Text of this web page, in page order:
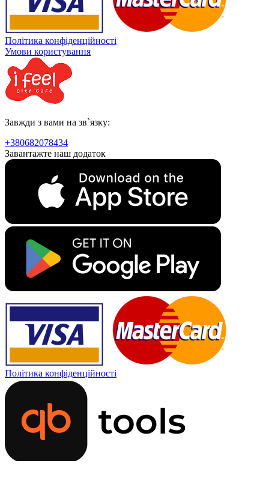
Політика конфіденційності
Умови користування
Завжди з вами на зв`язку:
+380682078434
Завантажте наш додаток
Політика конфіденційності